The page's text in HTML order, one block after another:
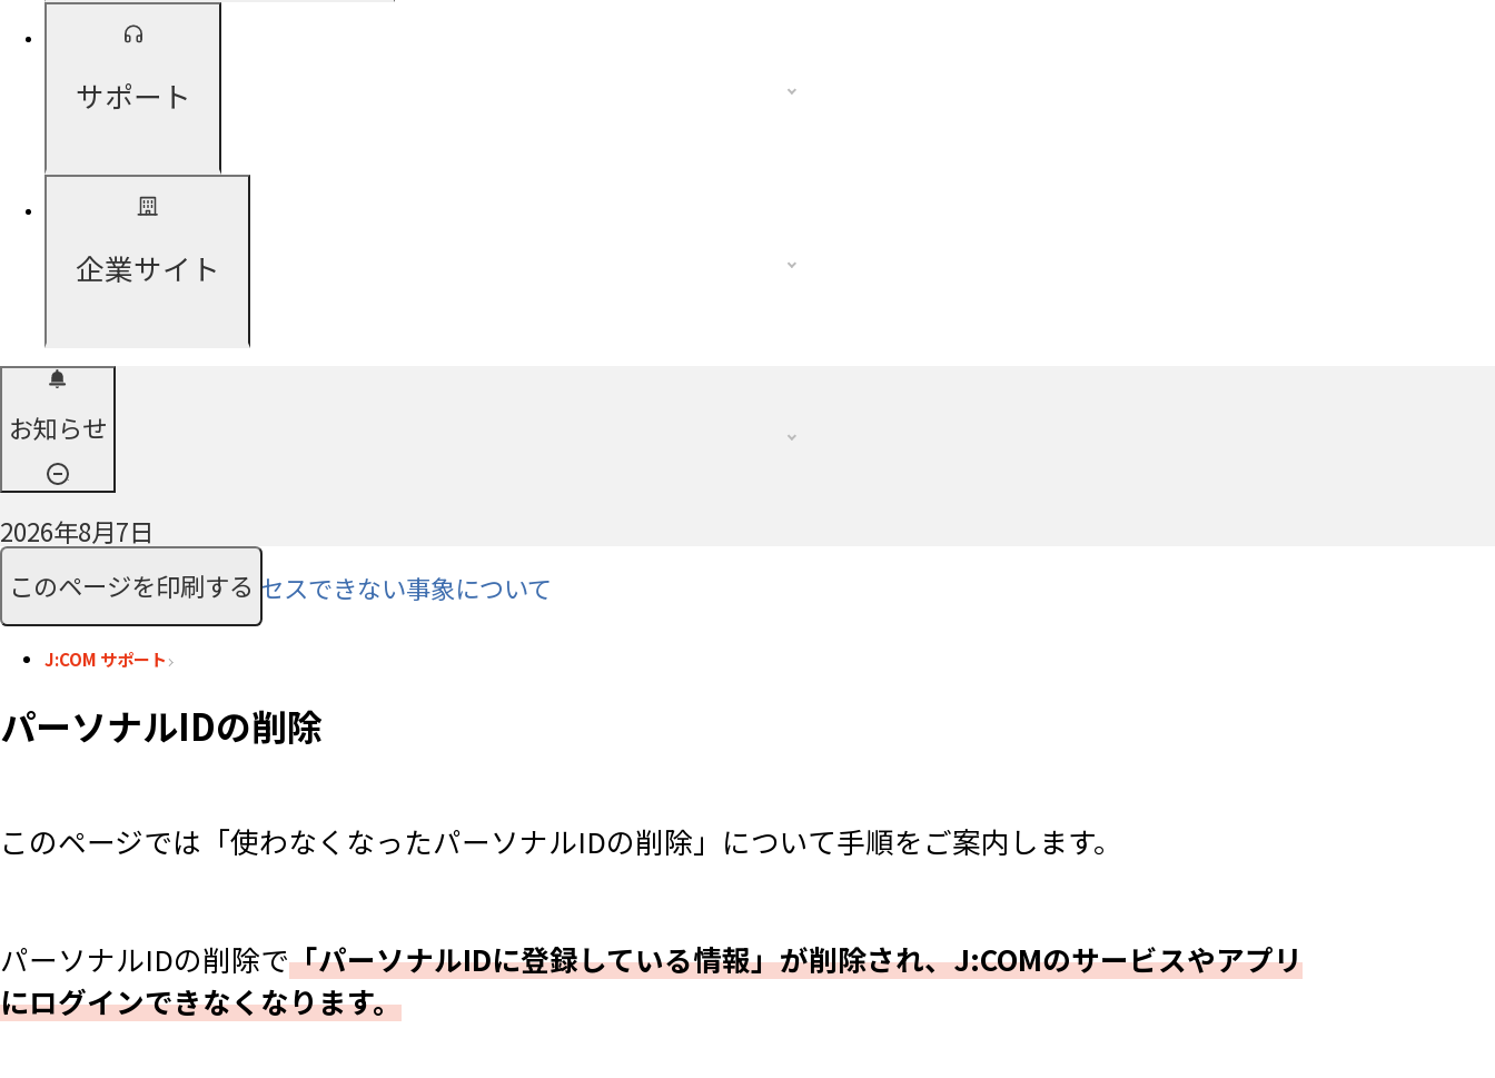
サポート
企業サイト
お知らせ
2026年8月7日
「whoo」サイトへアクセスできない事象について
このページを印刷する
J:COM サポート
パーソナルIDの削除
このページでは「使わなくなったパーソナルIDの削除」について手順をご案内します。
パーソナルIDの削除で「パーソナルIDに登録している情報」が削除され、J:COMのサービスやアプリ
にログインできなくなります。